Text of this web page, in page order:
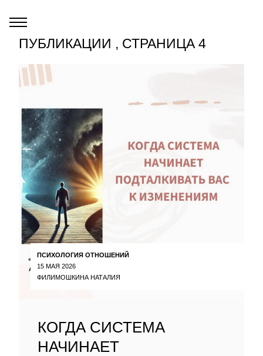
ПУБЛИКАЦИИ , СТРАНИЦА 4
ПСИХОЛОГИЯ ОТНОШЕНИЙ
15 МАЯ 2026
ФИЛИМОШКИНА НАТАЛИЯ
КОГДА СИСТЕМА
НАЧИНАЕТ